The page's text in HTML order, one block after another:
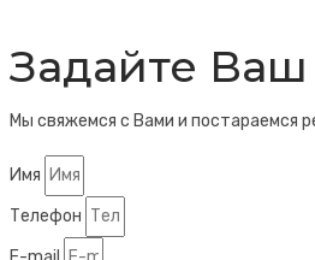
Задайте
Мы свяжемся с Вами и постараемся
Имя
Телефон